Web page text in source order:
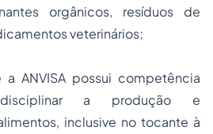
orgânicos, resíduos de
veterinários;
ANVISA possui competência
a produção e
inclusive no tocante à